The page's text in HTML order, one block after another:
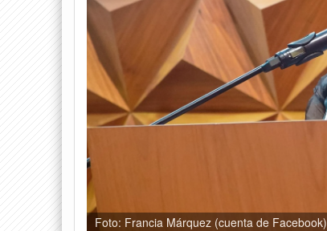
Foto: Francia Márquez (cuenta de Facebook)